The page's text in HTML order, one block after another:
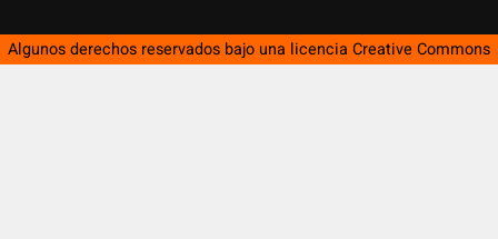
Algunos derechos reservados bajo una licencia Creative Commons